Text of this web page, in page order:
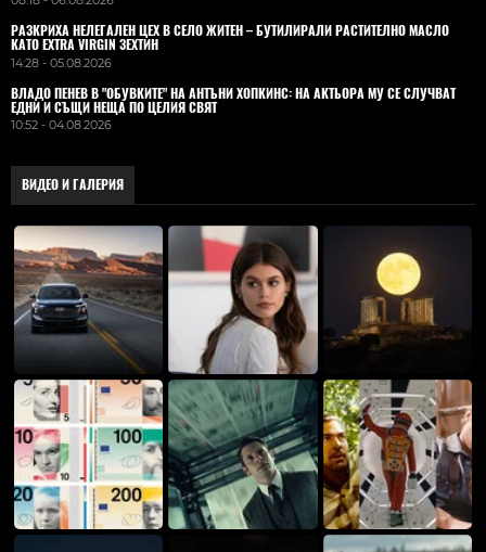
РАЗКРИХА НЕЛЕГАЛЕН ЦЕХ В СЕЛО ЖИТЕН – БУТИЛИРАЛИ РАСТИТЕЛНО МАСЛО
КАТО EXTRA VIRGIN ЗЕХТИН
14:28 - 05.08.2026
ВЛАДO ПЕНЕВ В "ОБУВКИТЕ" НА АНТЪНИ ХОПКИНС: НА АКТЬОРА МУ СЕ СЛУЧВАТ
ЕДНИ И СЪЩИ НЕЩА ПО ЦЕЛИЯ СВЯТ
10:52 - 04.08.2026
ВИДЕО И ГАЛЕРИЯ